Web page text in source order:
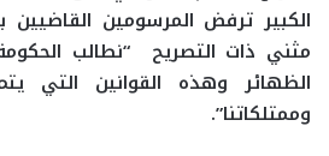
الكبير ترفض المرسومين القاضيين
مثني ذات التصريح “نطالب
الظهائر وهذه القوانين التي
وممتلكاتنا”.